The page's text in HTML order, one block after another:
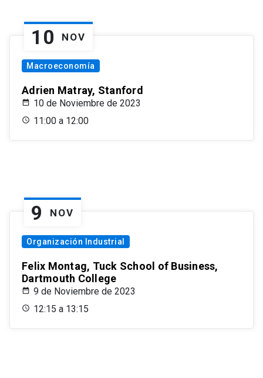
10 NOV
Macroeconomía
Adrien Matray, Stanford
10 de Noviembre de 2023
11:00 a 12:00
9 NOV
Organización Industrial
Felix Montag, Tuck School of Business,
Dartmouth College
9 de Noviembre de 2023
12:15 a 13:15